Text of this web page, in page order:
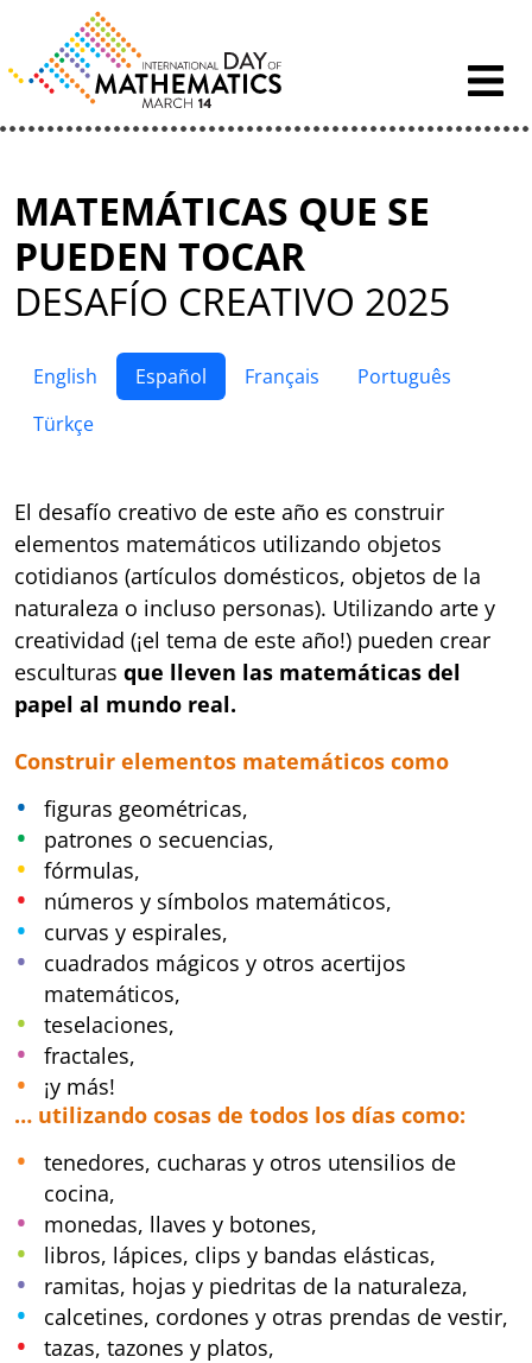
MATEMÁTICAS QUE SE
PUEDEN TOCAR
DESAFÍO CREATIVO 2025
English Español Français
Português
Türkçe
El desafío creativo de este año es construir
elementos matemáticos utilizando objetos
cotidianos (artículos domésticos, objetos de la
naturaleza o incluso personas). Utilizando arte y
creatividad (¡el tema de este año!) pueden crear
esculturas que lleven las matemáticas del
papel al mundo real.
Construir elementos matemáticos como
figuras geométricas,
patrones o secuencias,
fórmulas,
números y símbolos matemáticos,
curvas y espirales,
cuadrados mágicos y otros acertijos
matemáticos,
teselaciones,
fractales,
¡y más!
… utilizando cosas de todos los días como:
tenedores, cucharas y otros utensilios de
cocina,
monedas, llaves y botones,
libros, lápices, clips y bandas elásticas,
ramitas, hojas y piedritas de la naturaleza,
calcetines, cordones y otras prendas de vestir,
tazas, tazones y platos,